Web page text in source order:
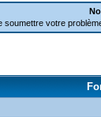
soumettre votre